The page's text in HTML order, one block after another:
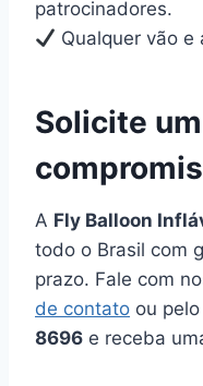
patrocinadores.
Qualquer vão
Solicite
A Fly Balloon
todo o Brasil com
prazo. Fale com
de contato ou pelo
8696 e receba